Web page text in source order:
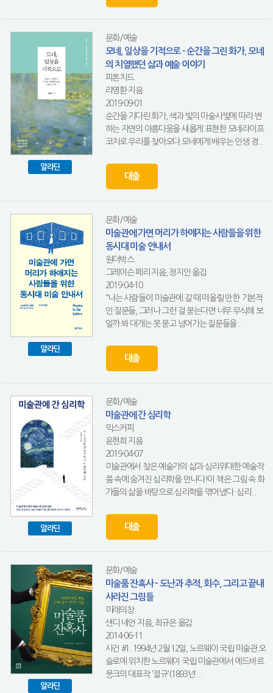
알라딘
문화/예술
모네, 일상을 기적으로 - 순간을 그린 화가, 모네
의 치열했던 삶과 예술 이야기
피톤치드
라영환 지음
2019-09-01
순간을 기다린 화가, 색과 빛의 마술사빛에 따라 변
하는 자연의 아름다움을 새롭게 표현한 모네라이프
코치로 우리를 찾아오다.모네에게 배우는 인생 경...
대출
알라딘
문화/예술
미술관에 가면 머리가 하얘지는 사람들을 위한
동시대 미술 안내서
원더박스
그레이슨 페리 지음, 정지인 옮김
2019-04-10
“나는 사람들이 미술관에 갈 때 떠올릴 만한 기본적
인 질문들, 그러나 그런 걸 묻는다면 너무 무식해 보
일까 봐 대개는 못 묻고 넘어가는 질문들을...
대출
알라딘
문화/예술
미술관에 간 심리학
믹스커피
윤현희 지음
2019-04-07
미술관에서 찾은 예술가의 삶과 심리위대한 예술작
품 속에 숨겨진 심리학을 만나다!이 책은 그림 속 화
가들의 삶을 바탕으로 심리학을 엮어냈다. 심리...
대출
알라딘
문화/예술
미술품 잔혹사 - 도난과 추적, 회수, 그리고 끝내
사라진 그림들
미래의창
샌디 네언 지음, 최규은 옮김
2014-06-11
사건 #1. 1994년 2월 12일, 노르웨이 국립 미술관.오
슬로에 위치한 노르웨이 국립 미술관에서 에드바르
뭉크의 대표작 '절규'(1893년 ...